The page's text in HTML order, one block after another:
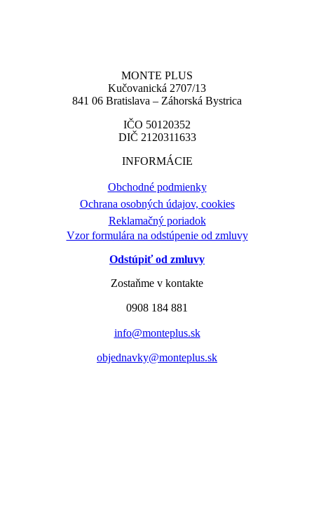
MONTE PLUS
Kučovanická 2707/13
841 06 Bratislava – Záhorská Bystrica
IČO 50120352
DIČ 2120311633
INFORMÁCIE
Obchodné podmienky
Ochrana osobných údajov, cookies
Reklamačný poriadok
Vzor formulára na odstúpenie od zmluvy
Odstúpiť od zmluvy
Zostaňme v kontakte
0908 184 881
info@monteplus.sk
objednavky@monteplus.sk